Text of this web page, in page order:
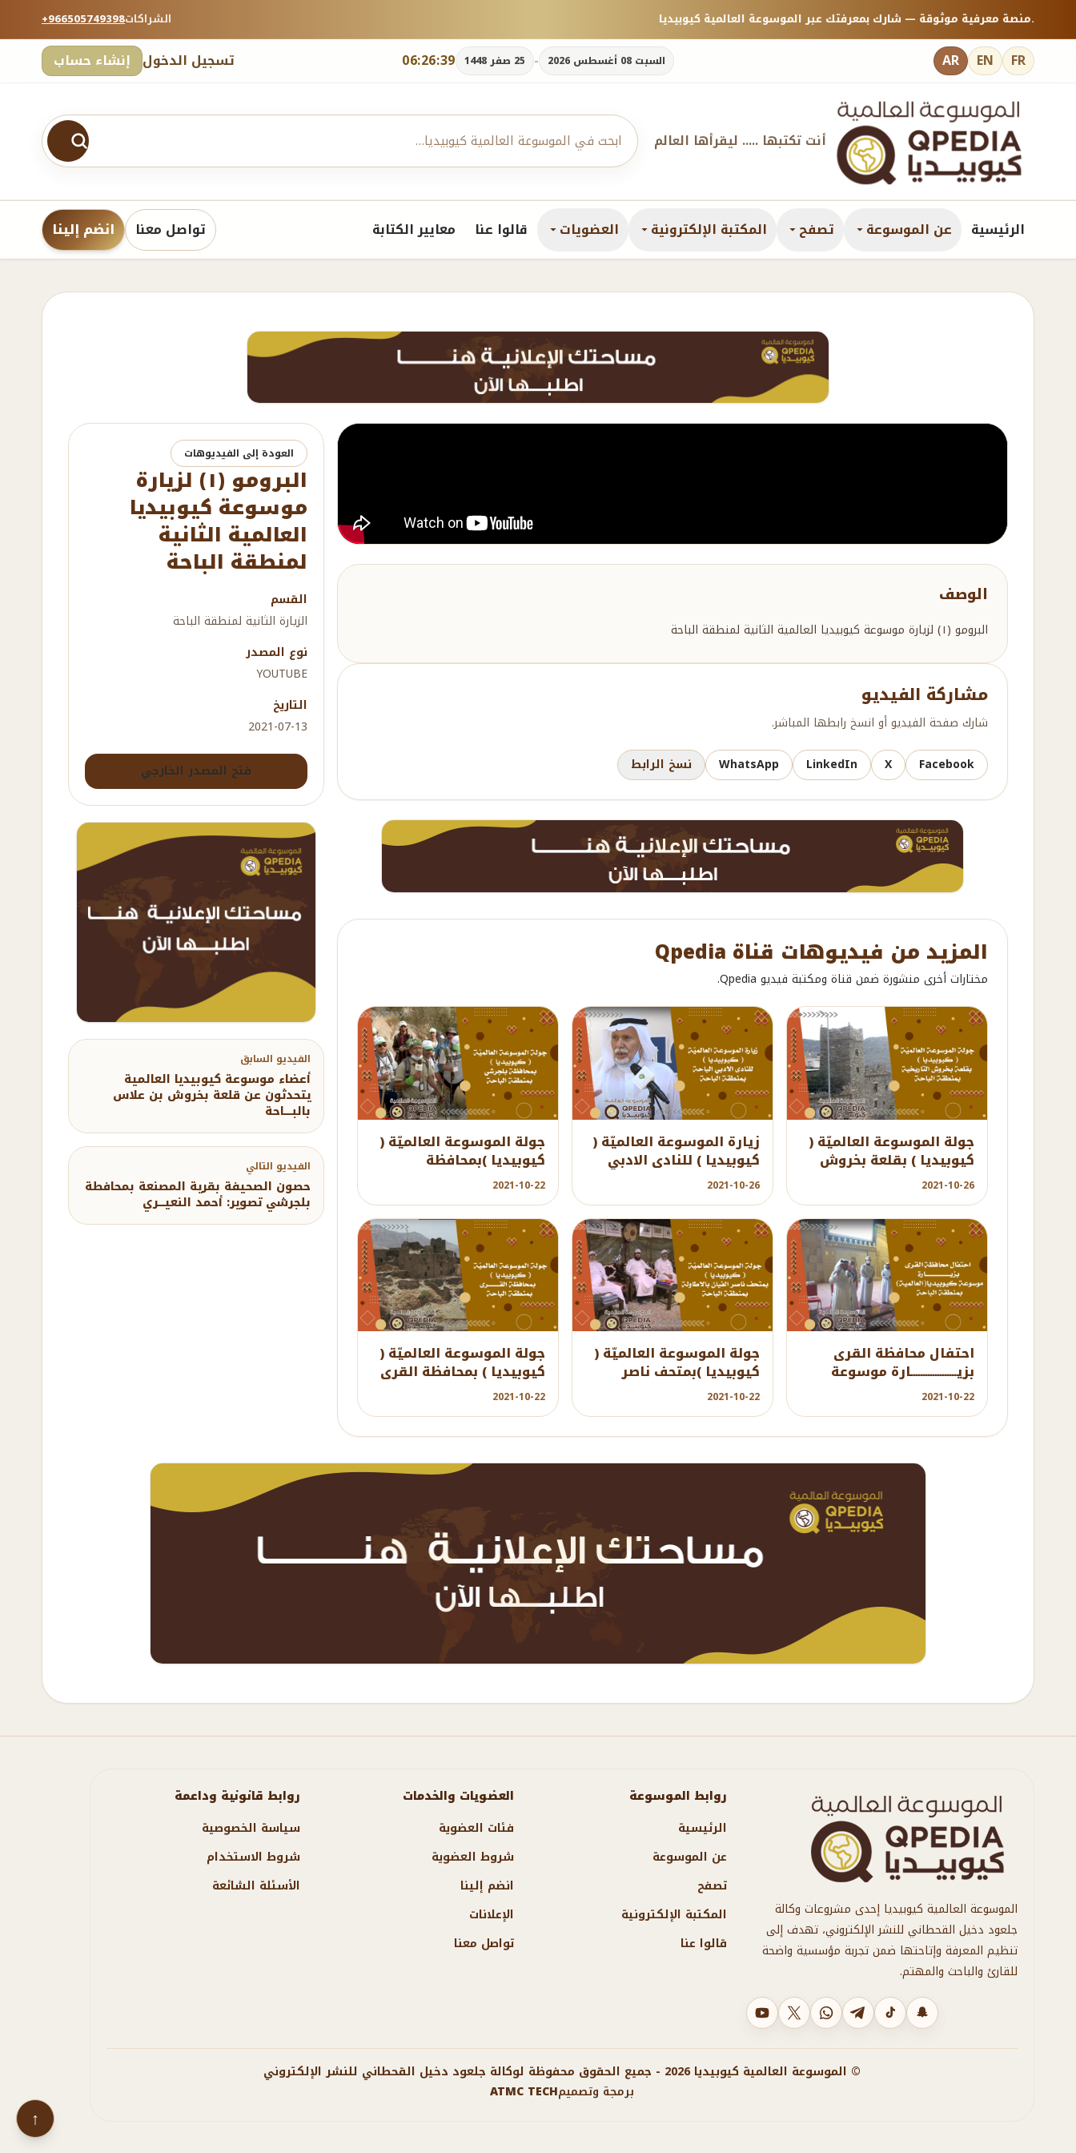
+966505749398الشراكات منصة معرفية موثوقة — شارك بمعرفتك عبر الموسوعة العالمية كيوبيديا.
تسجيل الدخول إنشاء حساب 06:26:40 السبت 08 أغسطس 2026 - 25 صفر 1448 AR EN FR
أنت تكتبها ..... ليقرأها العالم
الرئيسية عن الموسوعة تصفح المكتبة الإلكترونية العضويات قالوا عنا معايير الكتابة تواصل معنا انضم إلينا
الوصف
البرومو (١) لزيارة موسوعة كيوبيديا العالمية الثانية لمنطقة الباحة
مشاركة الفيديو
شارك صفحة الفيديو أو انسخ رابطها المباشر.
Facebook
X
LinkedIn
WhatsApp نسخ الرابط
المزيد من فيديوهات قناة Qpedia
مختارات أخرى منشورة ضمن قناة ومكتبة فيديو Qpedia.
جولة الموسوعة العالميّة (
كيوبيديا ) بقلعة بخروش
التاريخية بمنطقة الباحة
2021-10-26
زيارة الموسوعة العالميّة (
كيوبيديا ) للنادى الادبي
بمنطقة الباحة
2021-10-26
جولة الموسوعة العالميّة (
كيوبيديا )بمحافظة
بلجرشي بمنطقة الباحة
2021-10-22
احتفال محافظة القرى
بزيـــــــــــــــــــارة موسوعة
كيوبيديا(العالمية) بمنطقة
الباحة
2021-10-22
جولة الموسوعة العالميّة (
كيوبيديا )بمتحف ناصر
الفيان بالاطاولة بمنطقة
الباحة
2021-10-22
جولة الموسوعة العالميّة (
كيوبيديا ) بمحافظة القرى
بمنطقة الباحة
2021-10-22
العودة إلى الفيديوهات
البرومو (١) لزيارة
موسوعة كيوبيديا
العالمية الثانية
لمنطقة الباحة
القسم
الزيارة الثانية لمنطقة الباحة
نوع المصدر
YOUTUBE
التاريخ
2021-07-13
فتح المصدر الخارجي
الفيديو السابق
أعضاء موسوعة كيوبيديا العالمية
يتحدثون عن قلعة بخروش بن علاس
بالبـــــاحة
الفيديو التالي
حصون الصحيفة بقرية المصنعة بمحافطة
بلجرشي تصوير: أحمد النعيــــري
الموسوعة العالمية كيوبيديا إحدى مشروعات وكالة
جلعود دخيل القحطاني للنشر الإلكتروني، تهدف إلى
تنظيم المعرفة وإتاحتها ضمن تجربة مؤسسية واضحة
للقارئ والباحث والمهتم.
يوتيوب
X واتسابتليجرامتيك توكسناب شات
روابط الموسوعة
الرئيسية
عن الموسوعة
تصفح
المكتبة الإلكترونية
قالوا عنا
العضويات والخدمات
فئات العضوية
شروط العضوية
انضم إلينا
الإعلانات
تواصل معنا
روابط قانونية وداعمة
سياسة الخصوصية
شروط الاستخدام
الأسئلة الشائعة
© الموسوعة العالمية كيوبيديا 2026 - جميع الحقوق محفوظة لوكالة جلعود دخيل القحطاني للنشر الإلكتروني
برمجة وتصميمATMC TECH
↑